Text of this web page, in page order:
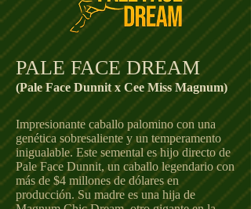
PALE FACE DREAM
(Pale Face Dunnit x Cee Miss Magnum)
Impresionante caballo palomino con una
genética sobresaliente y un temperamento
inigualable. Este semental es hijo directo de
Pale Face Dunnit, un caballo legendario con
más de $4 millones de dólares en
producción. Su madre es una hija de